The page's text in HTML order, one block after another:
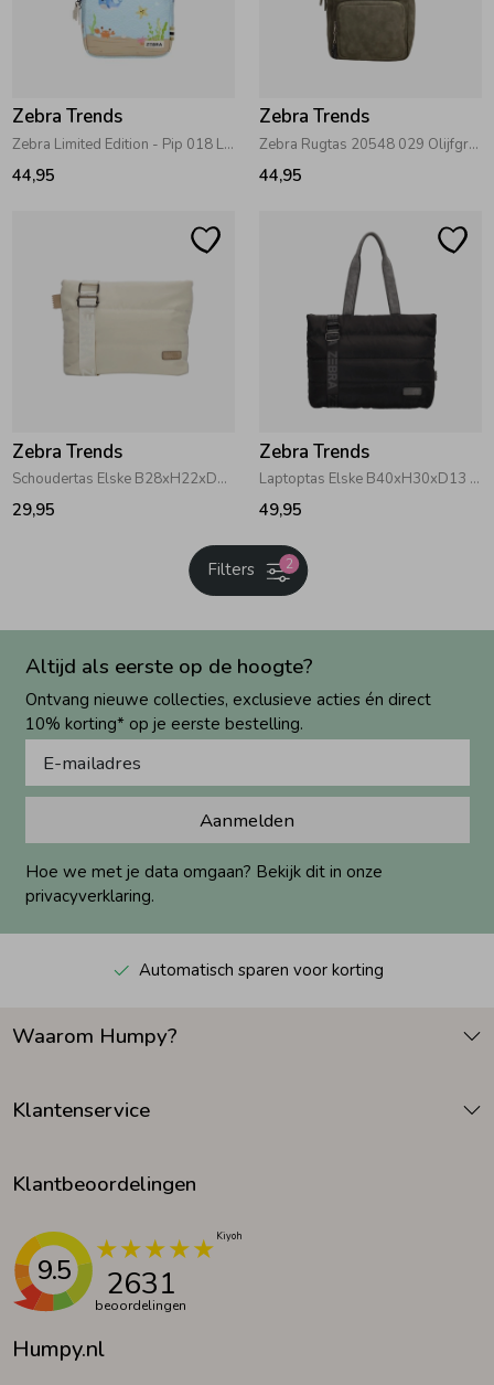
Zebra Trends
Zebra Limited Edition - Pip 018 Lichtblauw
44,95
Zebra Trends
Zebra Rugtas 20548 029 Olijfgroen
44,95
Zebra Trends
Schoudertas Elske B28xH22xD7 138 Creme
29,95
Zebra Trends
Laptoptas Elske B40xH30xD13 001 Zwart
49,95
2
Filters
Altijd als eerste op de hoogte?
Ontvang nieuwe collecties, exclusieve acties én direct
10% korting* op je eerste bestelling.
Aanmelden
Hoe we met je data omgaan? Bekijk dit in onze
privacyverklaring.
Automatisch sparen voor korting
Humpy.nl
Waarom Humpy?
Klantenservice
Klantbeoordelingen
9.5 2631
beoordelingen